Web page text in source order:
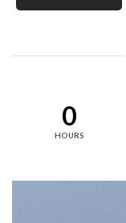
0
HOURS